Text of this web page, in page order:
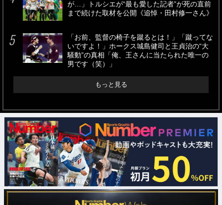
が…」トルシエが“最も愛した記者”が死の直前
まで続けた取材を公開《追悼・田村修一さん》
「お前、監督の椅子を蹴るとは！」「蹴ってな
いですよ！」ホークス城島健司と王貞治の“大
騒動”の真相「俺、王さんに当たられた唯一の
男です（笑）」
もっと見る